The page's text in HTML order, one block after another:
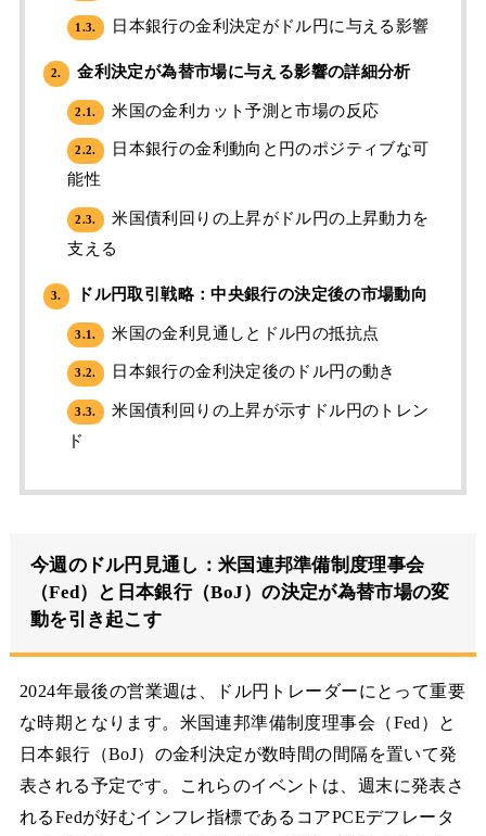
1.3. 日本銀行の金利決定がドル円に与える影響
2. 金利決定が為替市場に与える影響の詳細分析
2.1. 米国の金利カット予測と市場の反応
2.2.
日本銀行の金利動向と円のポジティブな可
能性
2.3.
米国債利回りの上昇がドル円の上昇動力を
支える
3. ドル円取引戦略：中央銀行の決定後の市場動向
3.1. 米国の金利見通しとドル円の抵抗点
3.2. 日本銀行の金利決定後のドル円の動き
3.3.
米国債利回りの上昇が示すドル円のトレン
ド
今週のドル円見通し：米国連邦準備制度理事会
（Fed）と日本銀行（BoJ）の決定が為替市場の変
動を引き起こす
2024年最後の営業週は、ドル円トレーダーにとって重要
な時期となります。米国連邦準備制度理事会（Fed）と
日本銀行（BoJ）の金利決定が数時間の間隔を置いて発
表される予定です。これらのイベントは、週末に発表さ
れるFedが好むインフレ指標であるコアPCEデフレータ